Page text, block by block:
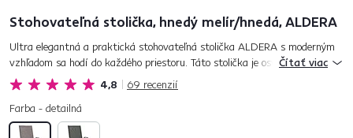
Stohovateľná stolička, hnedý melír/hnedá, ALDERA
4,8 69 recenzií
Ultra elegantná a praktická stohovateľná stolička ALDERA s moderným
vzhľadom sa hodí do každého priestoru. Táto stolička je osviežujúcou
zmenou do záhrady alebo na terasu. Sedacia a operadlová čas...
Čítať viac
Farba - detailná